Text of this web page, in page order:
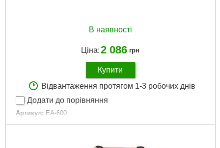
В наявності
Ціна:2 086 грн
Купити
Відвантаження протягом 1-3 робочих днів
Додати до порівняння
Артикул: EA-600
Код товару: 15.09.38